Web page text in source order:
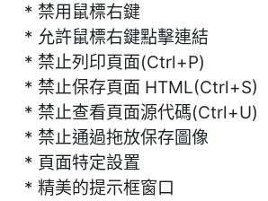
* 禁用鼠標右鍵
* 允許鼠標右鍵點擊連結
* 禁止列印頁面(Ctrl+P)
* 禁止保存頁面 HTML(Ctrl+S)
* 禁止查看頁面源代碼(Ctrl+U)
* 禁止通過拖放保存圖像
* 頁面特定設置
* 精美的提示框窗口